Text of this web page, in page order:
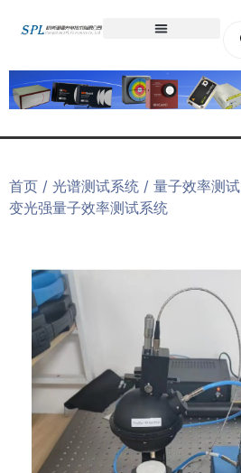
首页 / 光谱测试系统 / 量子效率测试
变光强量子效率测试系统